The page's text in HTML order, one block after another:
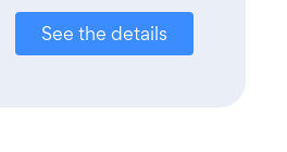
See the details